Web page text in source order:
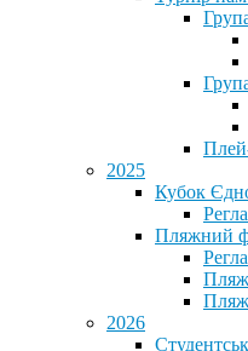
2025
Кубок
Пляжний
2026